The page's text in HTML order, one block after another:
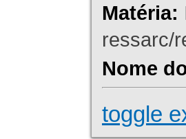
Matéria:
ressarc/
Nome
toggle